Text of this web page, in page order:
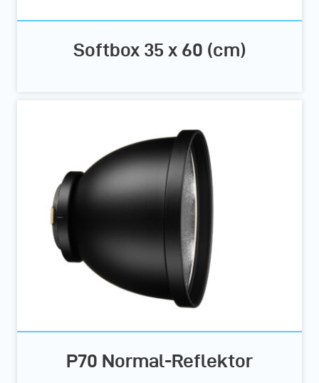
Softbox 35 x 60 (cm)
P70 Normal-Reflektor